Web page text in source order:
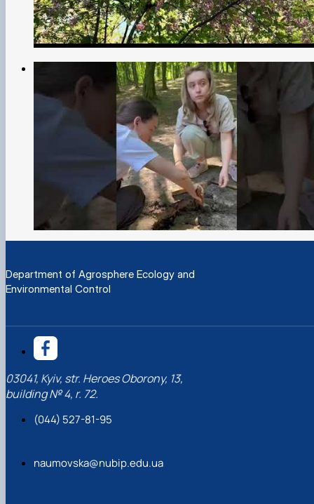
Department of Agrosphere Ecology and
Environmental Control
03041, Kyiv, str. Heroes Oborony, 13,
building № 4, r. 72.
(044) 527-81-95
naumovska@nubip.edu.ua